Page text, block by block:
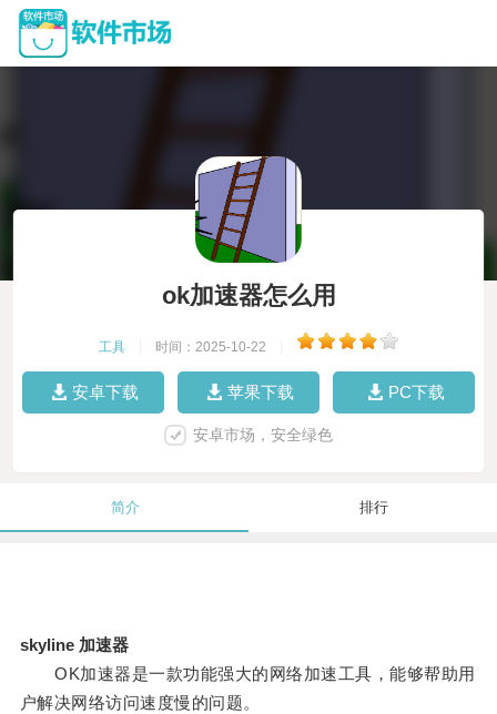
ok加速器怎么用
工具 时间：2025-10-22
安卓下载 苹果下载 PC下载
安卓市场，安全绿色
简介 排行
skyline 加速器
OK加速器是一款功能强大的网络加速工具，能够帮助用
户解决网络访问速度慢的问题。